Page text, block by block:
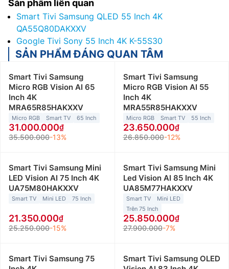
Sản phẩm liên quan
Smart Tivi Samsung QLED 55 Inch 4K
QA55Q80DAKXXV
Google Tivi Sony 55 Inch 4K K-55S30
SẢN PHẨM ĐÁNG QUAN TÂM
Smart Tivi Samsung
Micro RGB Vision AI 65
Inch 4K
MRA65R85HAKXXV
Micro RGB Smart TV 65 Inch
31.000.000
35.500.000-13%
Smart Tivi Samsung
Micro RGB Vision AI 55
Inch 4K
MRA55R85HAKXXV
Micro RGB Smart TV 55 Inch
23.650.000
26.850.000-12%
Smart Tivi Samsung Mini
LED Vision AI 75 Inch 4K
UA75M80HAKXXV
Smart TV Mini LED 75 Inch
21.350.000
25.250.000-15%
Smart Tivi Samsung Mini
Led Vision AI 85 Inch 4K
UA85M77HAKXXV
Smart TV
Mini LED
Trên 75 Inch
25.850.000
27.900.000-7%
Smart Tivi Samsung 75
Smart Tivi Samsung OLED